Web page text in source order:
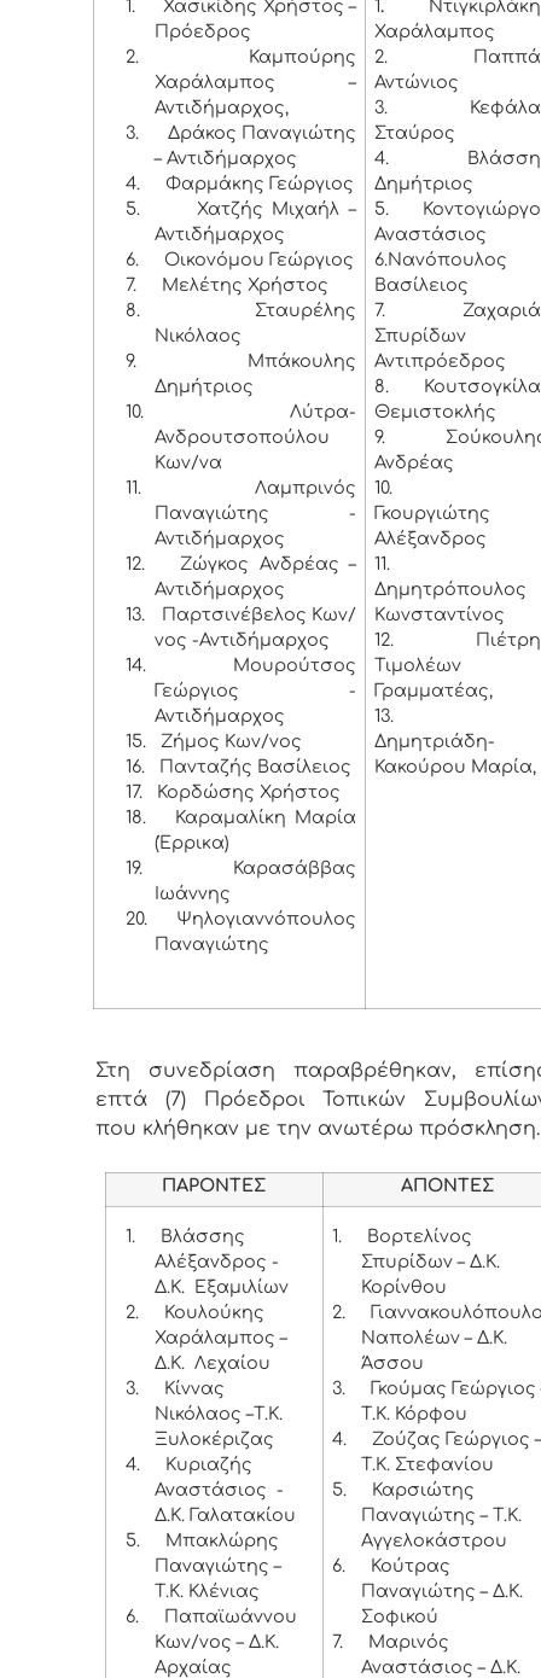
1.
Χασικίδης Χρήστος –
Πρόεδρος
2.
Καμπούρης
Χαράλαμπος –
Αντιδήμαρχος,
3.
Δράκος Παναγιώτης
– Αντιδήμαρχος
4.
Φαρμάκης Γεώργιος
5.
Χατζής Μιχαήλ –
Αντιδήμαρχος
6.
Οικονόμου Γεώργιος
7.
Μελέτης Χρήστος
8.
Σταυρέλης
Νικόλαος
9.
Μπάκουλης
Δημήτριος
10.
Λύτρα-
Ανδρουτσοπούλου
Κων/να
11.
Λαμπρινός
Παναγιώτης -
Αντιδήμαρχος
12.
Ζώγκος Ανδρέας –
Αντιδήμαρχος
13.
Παρτσινέβελος Κων/
νος -Αντιδήμαρχος
14.
Μουρούτσος
Γεώργιος -
Αντιδήμαρχος
15.
Ζήμος Κων/νος
16.
Πανταζής Βασίλειος
17.
Κορδώσης Χρήστος
18.
Καραμαλίκη Μαρία
(Έρρικα)
19.
Καρασάββας
Ιωάννης
20.
Ψηλογιαννόπουλος
Παναγιώτης
1.
Χαράλαμπος
2.
Αντώνιος
3.
Σταύρος
4.
Δημήτριος
5.
Αναστάσιος
6.Νανόπουλος
Βασίλειος
7.
Σπυρίδων
Αντιπρόεδρος
8.
Θεμιστοκλής
9.
Ανδρέας
10.
Γκουργιώτης
Αλέξανδρος
11.
Δημητρόπουλος
Κωνσταντίνος
12.
Τιμολέων
Γραμματέας,
13.
Δημητριάδη-
Κακούρου Μαρία,
Στη συνεδρίαση παραβρέθηκαν,
επτά (7) Πρόεδροι Τοπικών
που κλήθηκαν με την ανωτέρω
ΠΑΡΟΝΤΕΣ ΑΠΟΝΤΕΣ
1.
Βλάσσης
Αλέξανδρος -
Δ.Κ. Εξαμιλίων
2.
Κουλούκης
Χαράλαμπος –
Δ.Κ. Λεχαίου
3.
Κίννας
Νικόλαος –Τ.Κ.
Ξυλοκέριζας
4.
Κυριαζής
Αναστάσιος -
Δ.Κ. Γαλατακίου
5.
Μπακλώρης
Παναγιώτης –
Τ.Κ. Κλένιας
6.
Παπαϊωάννου
Κων/νος – Δ.Κ.
Αρχαίας
1.
Βορτελίνος
Σπυρίδων – Δ.Κ.
Κορίνθου
2.
Ναπολέων – Δ.Κ.
Άσσου
3.
Γκούμας Γεώργιος
Τ.Κ. Κόρφου
4.
Ζούζας Γεώργιος –
Τ.Κ. Στεφανίου
5.
Καρσιώτης
Παναγιώτης – Τ.Κ.
Αγγελοκάστρου
6.
Κούτρας
Παναγιώτης – Δ.Κ.
Σοφικού
7.
Μαρινός
Αναστάσιος – Δ.Κ.